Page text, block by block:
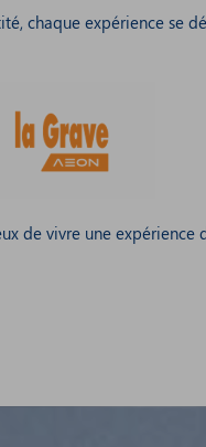
chaque expérience se
de vivre une